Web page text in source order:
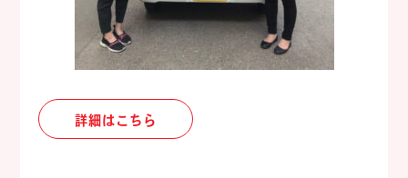
詳細はこちら